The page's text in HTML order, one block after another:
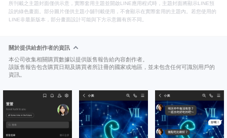
所刊載之主題封面僅供示意，實際套用主題並開啟LINE應用程式時，主題封面將顯示LINE預
設的綠色畫面。部分圖片僅供主題小舖刊載使用，不會顯示在實際套用的主題內。若您使用的
LINE非最新版本，部分畫面設計可能與下方示意圖有所不同。
關於提供給創作者的資訊
本公司收集相關購買數據以提供販售報告給內容創作者。
該販售報告包含購買日期及購買者所註冊的國家或地區，並未包含任何可識別用戶的
資訊。